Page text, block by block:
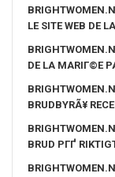
LE SITE WEB DE
DE LA MARIГ©E
BRUDBYRÃ¥
BRUD PГҐ